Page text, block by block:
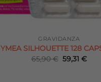
GRAVIDANZA
YMEA SILHOUETTE 128
65,90€ Il
prezzo
59,31 €Il